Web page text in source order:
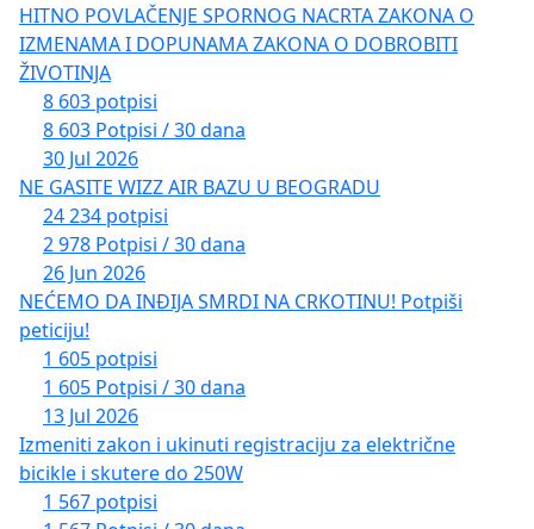
HITNO POVLAČENJE SPORNOG NACRTA ZAKONA O
IZMENAMA I DOPUNAMA ZAKONA O DOBROBITI
ŽIVOTINJA
8 603 potpisi
8 603 Potpisi / 30 dana
30 Jul 2026
NE GASITE WIZZ AIR BAZU U BEOGRADU
24 234 potpisi
2 978 Potpisi / 30 dana
26 Jun 2026
NEĆEMO DA INĐIJA SMRDI NA CRKOTINU! Potpiši
peticiju!
1 605 potpisi
1 605 Potpisi / 30 dana
13 Jul 2026
Izmeniti zakon i ukinuti registraciju za električne
bicikle i skutere do 250W
1 567 potpisi